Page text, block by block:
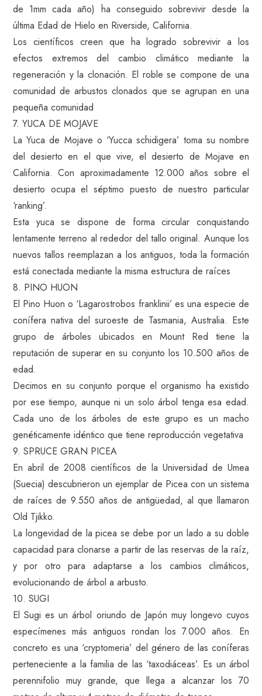
de 1mm cada año) ha conseguido sobrevivir desde la
última Edad de Hielo en Riverside, California.
Los científicos creen que ha logrado sobrevivir a los
efectos extremos del cambio climático mediante la
regeneración y la clonación. El roble se compone de una
comunidad de arbustos clonados que se agrupan en una
pequeña comunidad
7. YUCA DE MOJAVE
La Yuca de Mojave o ‘Yucca schidigera’ toma su nombre
del desierto en el que vive, el desierto de Mojave en
California. Con aproximadamente 12.000 años sobre el
desierto ocupa el séptimo puesto de nuestro particular
‘ranking’.
Esta yuca se dispone de forma circular conquistando
lentamente terreno al rededor del tallo original. Aunque los
nuevos tallos reemplazan a los antiguos, toda la formación
está conectada mediante la misma estructura de raíces
8. PINO HUON
El Pino Huon o ‘Lagarostrobos franklinii’ es una especie de
conífera nativa del suroeste de Tasmania, Australia. Este
grupo de árboles ubicados en Mount Red tiene la
reputación de superar en su conjunto los 10.500 años de
edad.
Decimos en su conjunto porque el organismo ha existido
por ese tiempo, aunque ni un solo árbol tenga esa edad.
Cada uno de los árboles de este grupo es un macho
genéticamente idéntico que tiene reproducción vegetativa
9. SPRUCE GRAN PICEA
En abril de 2008 científicos de la Universidad de Umea
(Suecia) descubrieron un ejemplar de Picea con un sistema
de raíces de 9.550 años de antigüedad, al que llamaron
Old Tjikko.
La longevidad de la picea se debe por un lado a su doble
capacidad para clonarse a partir de las reservas de la raíz,
y por otro para adaptarse a los cambios climáticos,
evolucionando de árbol a arbusto.
10. SUGI
El Sugi es un árbol oriundo de Japón muy longevo cuyos
especímenes más antiguos rondan los 7.000 años. En
concreto es una ‘cryptomeria’ del género de las coníferas
perteneciente a la familia de las ‘taxodiáceas’. Es un árbol
perennifolio muy grande, que llega a alcanzar los 70